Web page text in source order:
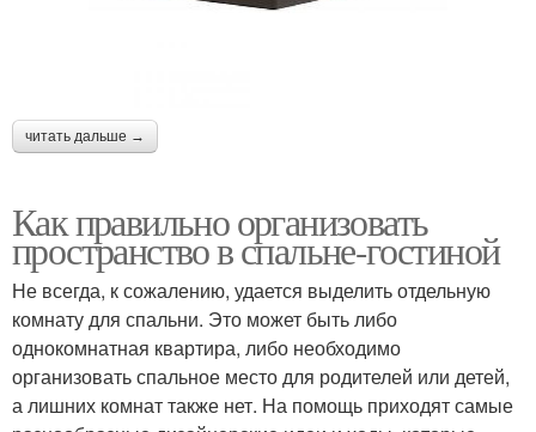
читать дальше →
Как правильно организовать
пространство в спальне-гостиной
Не всегда, к сожалению, удается выделить отдельную
комнату для спальни. Это может быть либо
однокомнатная квартира, либо необходимо
организовать спальное место для родителей или детей,
а лишних комнат также нет. На помощь приходят самые